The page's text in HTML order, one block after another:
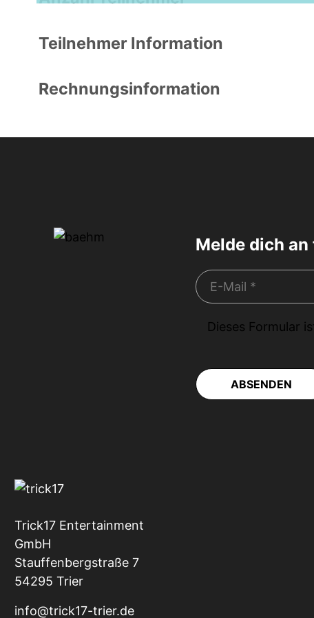
Teilnehmer Information
Rechnungsinformation
Melde dich
Dieses Formular
ABSENDEN
Trick17 Entertainment
GmbH
Stauffenbergstraße 7
54295 Trier
info@trick17-trier.de